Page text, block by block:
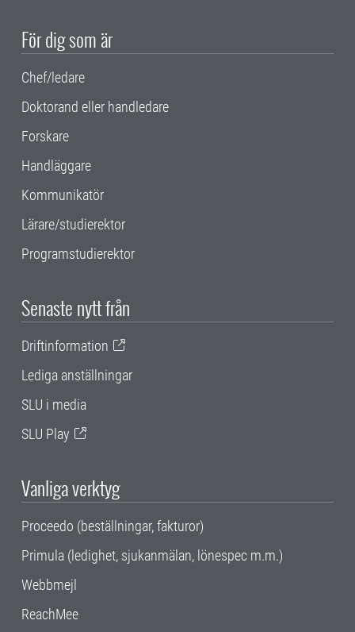
För dig som är
Chef/ledare
Doktorand eller handledare
Forskare
Handläggare
Kommunikatör
Lärare/studierektor
Programstudierektor
Senaste nytt från
Driftinformation
Lediga anställningar
SLU i media
SLU Play
Vanliga verktyg
Proceedo (beställningar, fakturor)
Primula (ledighet, sjukanmälan, lönespec m.m.)
Webbmejl
ReachMee